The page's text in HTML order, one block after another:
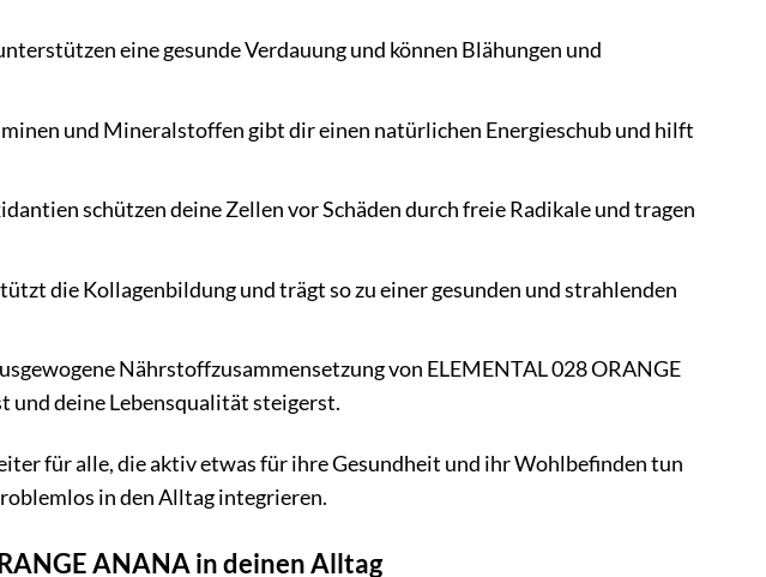
eine gesunde Verdauung und können Blähungen und
und Mineralstoffen gibt dir einen natürlichen Energieschub und hilft
schützen deine Zellen vor Schäden durch freie Radikale und tragen
die Kollagenbildung und trägt so zu einer gesunden und strahlenden
Nährstoffzusammensetzung von ELEMENTAL 028 ORANGE
und deine Lebensqualität steigerst.
für alle, die aktiv etwas für ihre Gesundheit und ihr Wohlbefinden tun
in den Alltag integrieren.
ANANA in deinen Alltag